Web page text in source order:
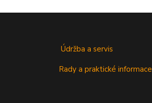
Údržba a servis
Rady a praktické informace